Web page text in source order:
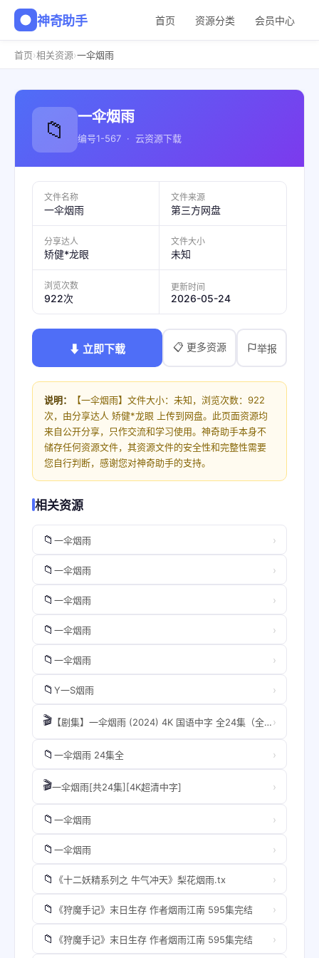
神奇助手 首页 资源分类 会员中心
首页›相关资源›一伞烟雨
📁 一伞烟雨
编号1-567 · 云资源下载
文件名称
一伞烟雨
文件来源
第三方网盘
分享达人
矫健*龙眼
文件大小
未知
浏览次数
922次
更新时间
2026-05-24
⬇ 立即下载 📋 更多资源 举报
说明：
【一伞烟雨】文件大小：未知，浏览次数：922
次，由分享达人 矫健*龙眼 上传到网盘。此页面资源均
来自公开分享，只作交流和学习使用。神奇助手本身不
储存任何资源文件，其资源文件的安全性和完整性需要
您自行判断，感谢您对神奇助手的支持。
相关资源
📁 一伞烟雨 ›
📁 一伞烟雨 ›
📁 一伞烟雨 ›
📁 一伞烟雨 ›
📁 一伞烟雨 ›
📁 Y一S烟雨 ›
🎬 【剧集】一伞烟雨 (2024) 4K 国语中字 全24集（全集）›
📁 一伞烟雨 24集全 ›
🎬一伞烟雨[共24集][4K超清中字] ›
📁 一伞烟雨 ›
📁 一伞烟雨 ›
📁 《十二妖精系列之 牛气冲天》梨花烟雨.tx ›
📁 《狩魔手记》末日生存 作者烟雨江南 595集完结 ›
📁 《狩魔手记》末日生存 作者烟雨江南 595集完结 ›